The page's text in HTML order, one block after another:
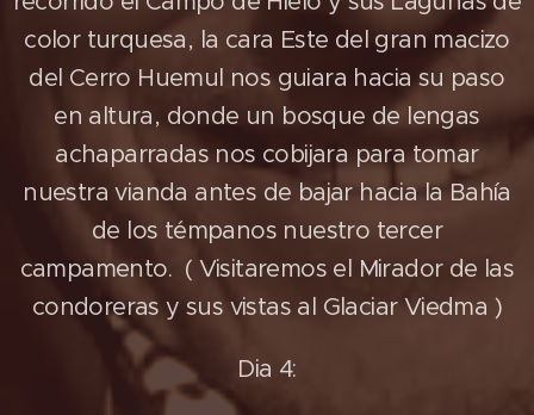
color turquesa, la cara Este del gran macizo
del Cerro Huemul nos guiara hacia su paso
en altura, donde un bosque de lengas
achaparradas nos cobijara para tomar
nuestra vianda antes de bajar hacia la Bahía
de los témpanos nuestro tercer
campamento. ( Visitaremos el Mirador de las
condoreras y sus vistas al Glaciar Viedma )
Dia 4: